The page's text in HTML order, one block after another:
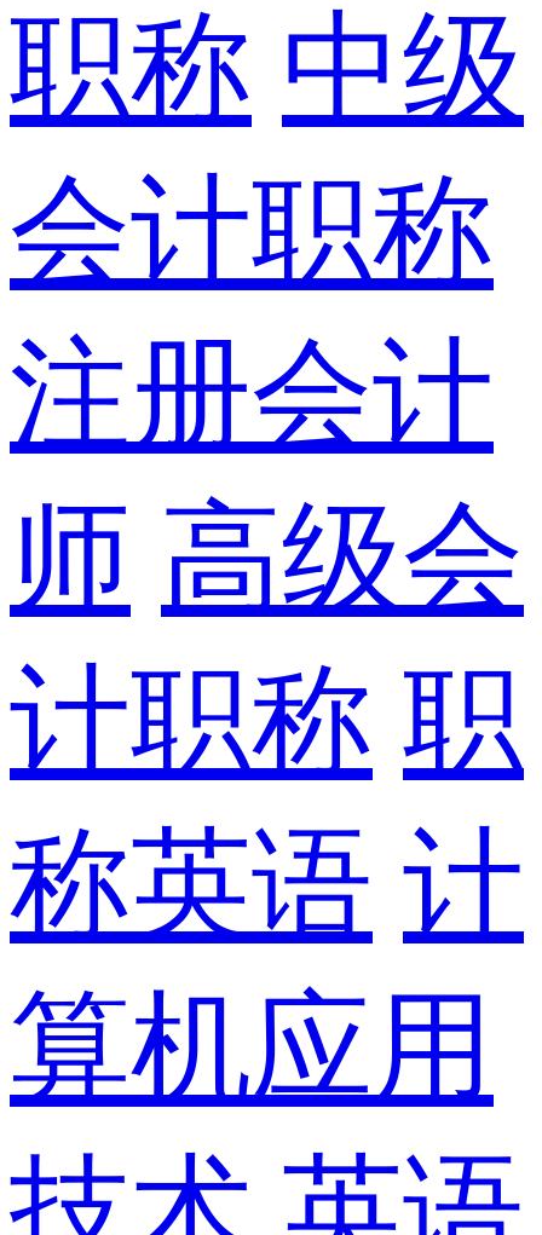
职称 中级
会计职称
注册会计
师 高级会
计职称 职
称英语 计
算机应用